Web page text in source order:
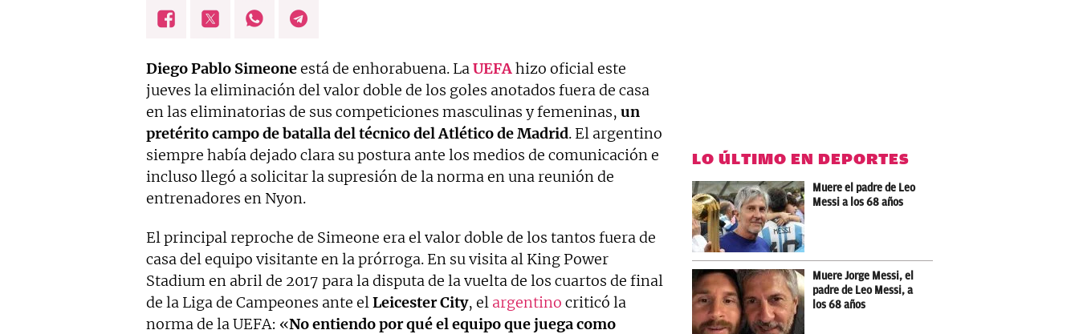
Diego Pablo Simeoneestá de enhorabuena. LaUEFAhizo oficial este
jueves la eliminación del valor doble de los goles anotados fuera de casa
en las eliminatorias de sus competiciones masculinas y femeninas, un
pretérito campo de batalla del técnico del Atlético de Madrid. El argentino
siempre había dejado clara su postura ante los medios de comunicación e
incluso llegó a solicitar la supresión de la norma en una reunión de
entrenadores en Nyon.
El principal reproche de Simeone era el valor doble de los tantos fuera de
casa del equipo visitante en la prórroga. En su visita al King Power
Stadium en abril de 2017 para la disputa de la vuelta de los cuartos de final
de la Liga de Campeones ante elLeicester City, el argentino criticó la
norma de la UEFA: «No entiendo por qué el equipo que juega como
LO ÚLTIMO EN DEPORTES
Muere el padre de Leo
Messi a los 68 años
Muere Jorge Messi, el
padre de Leo Messi, a
los 68 años